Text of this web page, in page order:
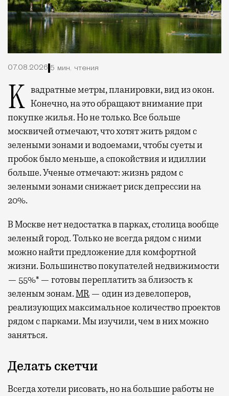
07.08.2026 5 мин. чтения
Квадратные метры, планировки, вид из окон. Конечно, на это обращают внимание при
покупке жилья. Но не только. Все больше
москвичей отмечают, что хотят жить рядом с
зелеными зонами и водоемами, чтобы суеты и
пробок было меньше, а спокойствия и идиллии
больше. Ученые отмечают: жизнь рядом с
зелеными зонами снижает риск депрессии на
20%.
В Москве нет недостатка в парках, столица вообще
зеленый город. Только не всегда рядом с ними
можно найти предложение для комфортной
жизни. Большинство покупателей недвижимости
— 55%* — готовы переплатить за близость к
зеленым зонам.MR — один из девелоперов,
реализующих максимальное количество проектов
рядом с парками. Мы изучили, чем в них можно
заняться.
Делать скетчи
Всегда хотели рисовать, но на большие работы не